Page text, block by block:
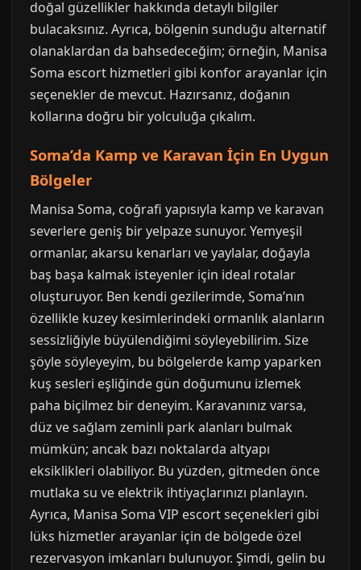
doğal güzellikler hakkında detaylı bilgiler
bulacaksınız. Ayrıca, bölgenin sunduğu alternatif
olanaklardan da bahsedeceğim; örneğin, Manisa
Soma escort hizmetleri gibi konfor arayanlar için
seçenekler de mevcut. Hazırsanız, doğanın
kollarına doğru bir yolculuğa çıkalım.
Soma’da Kamp ve Karavan İçin En Uygun
Bölgeler
Manisa Soma, coğrafi yapısıyla kamp ve karavan
severlere geniş bir yelpaze sunuyor. Yemyeşil
ormanlar, akarsu kenarları ve yaylalar, doğayla
baş başa kalmak isteyenler için ideal rotalar
oluşturuyor. Ben kendi gezilerimde, Soma’nın
özellikle kuzey kesimlerindeki ormanlık alanların
sessizliğiyle büyülendiğimi söyleyebilirim. Size
şöyle söyleyeyim, bu bölgelerde kamp yaparken
kuş sesleri eşliğinde gün doğumunu izlemek
paha biçilmez bir deneyim. Karavanınız varsa,
düz ve sağlam zeminli park alanları bulmak
mümkün; ancak bazı noktalarda altyapı
eksiklikleri olabiliyor. Bu yüzden, gitmeden önce
mutlaka su ve elektrik ihtiyaçlarınızı planlayın.
Ayrıca, Manisa Soma VIP escort seçenekleri gibi
lüks hizmetler arayanlar için de bölgede özel
rezervasyon imkanları bulunuyor. Şimdi, gelin bu